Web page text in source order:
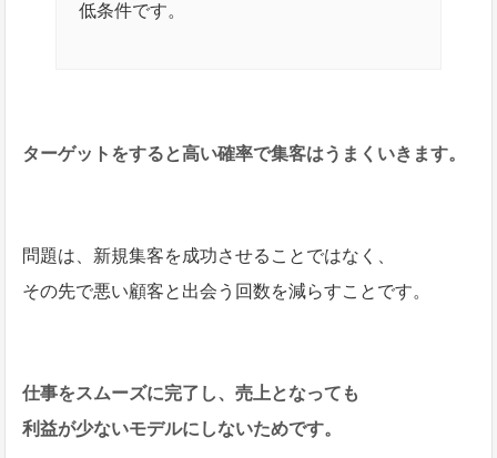
低条件です。
ターゲットをすると高い確率で集客はうまくいきます。
問題は、新規集客を成功させることではなく、
その先で悪い顧客と出会う回数を減らすことです。
仕事をスムーズに完了し、売上となっても
利益が少ないモデルにしないためです。